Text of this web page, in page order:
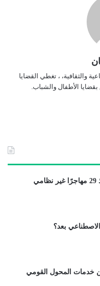
والثقافية، ، تغطي القضايا
الأطفال والشباب.
الاصطناعي بعد؟
خدمات المحول القومي